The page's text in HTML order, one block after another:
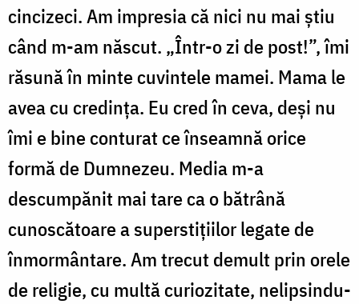
cincizeci. Am impresia că nici nu mai ştiu
când m-am născut. „Într-o zi de post!”, îmi
răsună în minte cuvintele mamei. Mama le
avea cu credinţa. Eu cred în ceva, deşi nu
îmi e bine conturat ce înseamnă orice
formă de Dumnezeu. Media m-a
descumpănit mai tare ca o bătrână
cunoscătoare a superstiţiilor legate de
înmormântare. Am trecut demult prin orele
de religie, cu multă curiozitate, nelipsindu-